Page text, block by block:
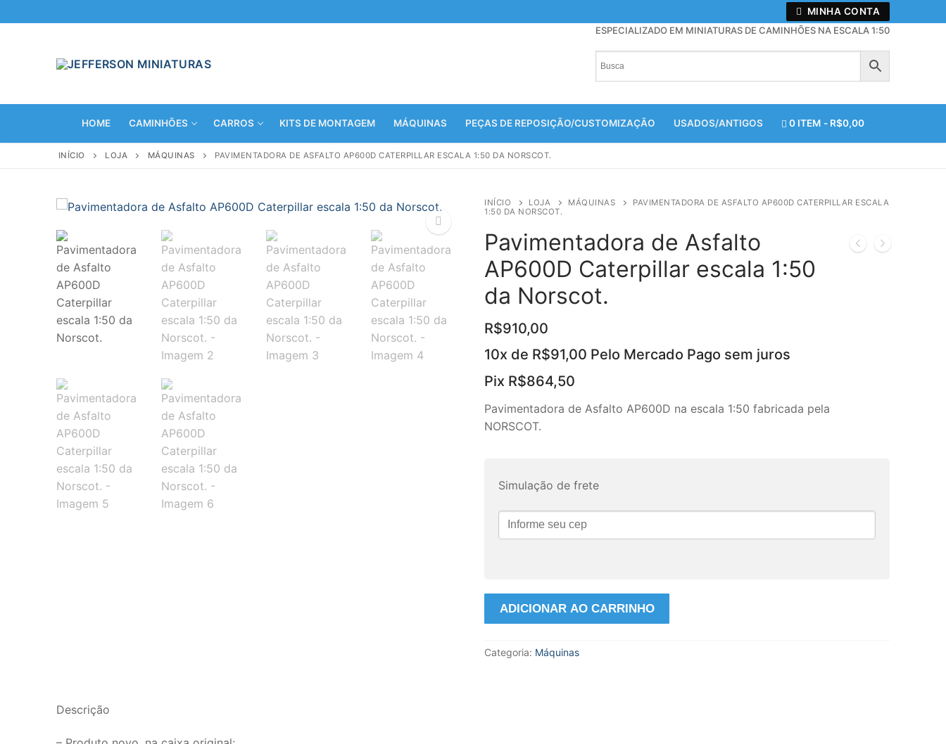
para
MINHA CONTA
ESPECIALIZADO EM MINIATURAS DE CAMINHÕES NA ESCALA 1:50
HOME CAMINHÕES CARROS KITS DE MONTAGEM MÁQUINAS PEÇAS DE REPOSIÇÃO/CUSTOMIZAÇÃO USADOS/ANTIGOS 0 ITEM R$0,00
INÍCIO LOJA MÁQUINAS PAVIMENTADORA DE ASFALTO AP600D CATERPILLAR ESCALA 1:50 DA NORSCOT.
INÍCIO LOJA MÁQUINAS
PAVIMENTADORA DE ASFALTO AP600D CATERPILLAR ESCALA
1:50 DA NORSCOT.
Pavimentadora de Asfalto
AP600D Caterpillar escala 1:50
da Norscot.
R$910,00
10x de R$91,00 Pelo Mercado Pago sem juros
Pix R$864,50
Pavimentadora de Asfalto AP600D na escala 1:50 fabricada pela
NORSCOT.
Simulação de frete
Pavimentadora
AP600D
ADICIONAR AO CARRINHO
Categoria: Máquinas
Descrição